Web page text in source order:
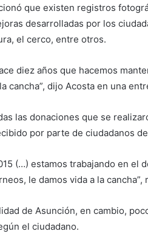
que existen registros
desarrolladas por los
el cerco, entre otros.
diez años que hacemos
cancha”, dijo Acosta en una
las donaciones que se
por parte de ciudadanos
(…) estamos trabajando en el
le damos vida a la cancha”,
de Asunción, en cambio,
el ciudadano.